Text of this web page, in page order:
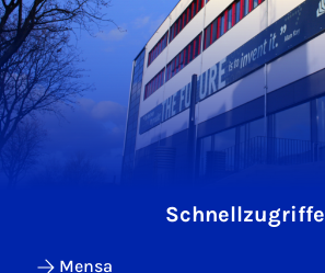
Schnellzugriffe
Mensa